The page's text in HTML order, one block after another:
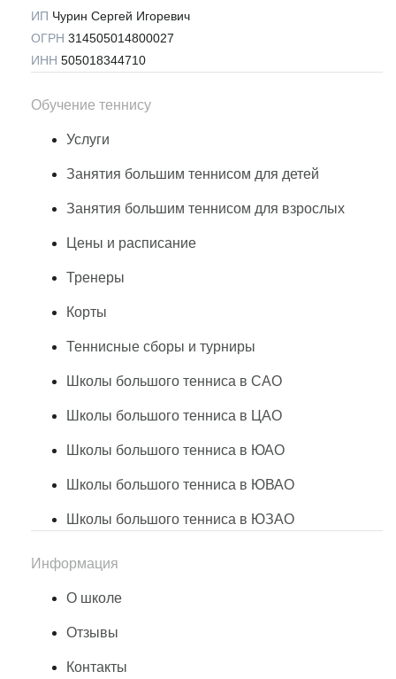
ИП Чурин Сергей Игоревич
ОГРН 314505014800027
ИНН 505018344710
Обучение теннису
Услуги
Занятия большим теннисом для детей
Занятия большим теннисом для взрослых
Цены и расписание
Тренеры
Корты
Теннисные сборы и турниры
Школы большого тенниса в САО
Школы большого тенниса в ЦАО
Школы большого тенниса в ЮАО
Школы большого тенниса в ЮВАО
Школы большого тенниса в ЮЗАО
Информация
О школе
Отзывы
Контакты